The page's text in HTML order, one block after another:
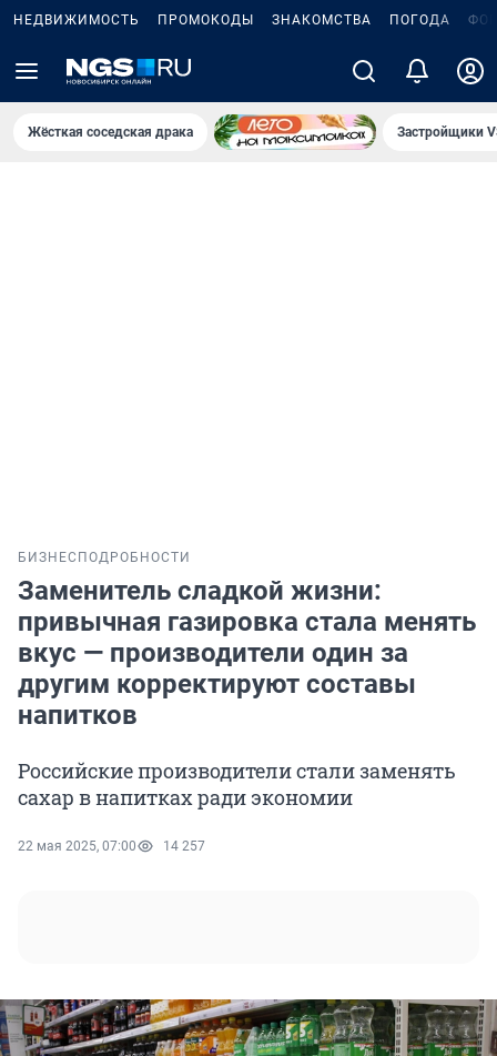
НЕДВИЖИМОСТЬ ПРОМОКОДЫ ЗНАКОМСТВА ПОГОДА
Жёсткая соседская драка Застройщики
БИЗНЕС ПОДРОБНОСТИ
Заменитель сладкой жизни:
привычная газировка стала менять
вкус — производители один за
другим корректируют составы
напитков
Российские производители стали заменять
сахар в напитках ради экономии
22 мая 2025, 07:00 14 257